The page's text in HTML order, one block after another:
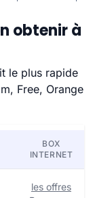
obtenir à
le plus rapide
Free, Orange
BOX
INTERNET
les offres